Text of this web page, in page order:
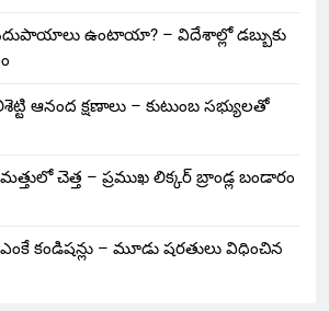
ఉంటాయా? – విదేశాల్లో డబ్బుకు
ఆనంద క్షణాలు – కుటుంబ సభ్యులతో
చెత్త – ప్రముఖ లిక్కర్ బ్రాండ్ల బండారం
కండిషన్లు – మూడు షరతులు విధించిన